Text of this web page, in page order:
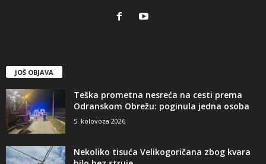
JOŠ OBJAVA
Teška prometna nesreća na cesti prema
Odranskom Obrežu: poginula jedna osoba
5. kolovoza 2026
Nekoliko tisuća Velikogoričana zbog kvara